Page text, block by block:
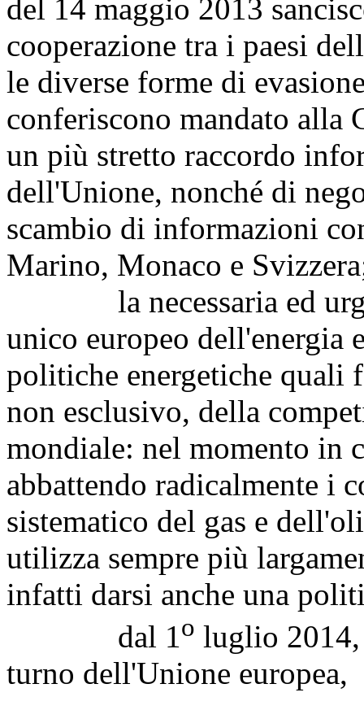
del 14 maggio 2013
cooperazione tra i paesi
le diverse forme di
conferiscono mandato alla
un più stretto raccordo
dell'Unione, nonché di
scambio di informazioni
Marino, Monaco e
la necessaria ed
unico europeo dell'energia
politiche energetiche quali
non esclusivo, della
mondiale: nel momento in
abbattendo radicalmente i
sistematico del gas e
utilizza sempre più
infatti darsi anche una
dal 1 o luglio
turno dell'Unione europea,